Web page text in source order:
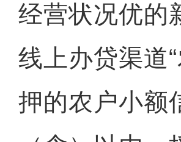
经营状况优的
线上办贷渠道
押的农户小额